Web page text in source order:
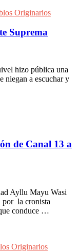
Originarios
Suprema
hizo pública una
niegan a escuchar y
de Canal 13 a
Ayllu Mayu Wasi
por la cronista
conduce …
Originarios